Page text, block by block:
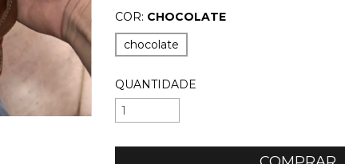
COR: CHOCOLATE
chocolate
QUANTIDADE